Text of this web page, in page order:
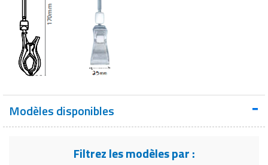
Modèles disponibles
Filtrez les modèles par :